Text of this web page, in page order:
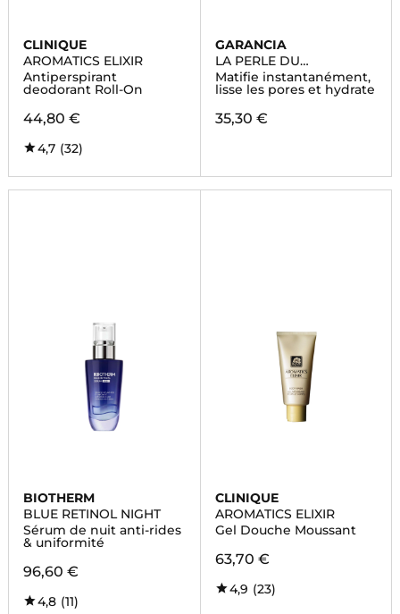
CLINIQUE
AROMATICS ELIXIR
Antiperspirant
deodorant Roll-On
44,80 €
4,7 (32)
GARANCIA
LA PERLE DU
MARABOUT
Matifie instantanément,
lisse les pores et hydrate
35,30 €
BIOTHERM
BLUE RETINOL NIGHT
Sérum de nuit anti-rides
& uniformité
96,60 €
4,8 (11)
CLINIQUE
AROMATICS ELIXIR
Gel Douche Moussant
63,70 €
4,9 (23)